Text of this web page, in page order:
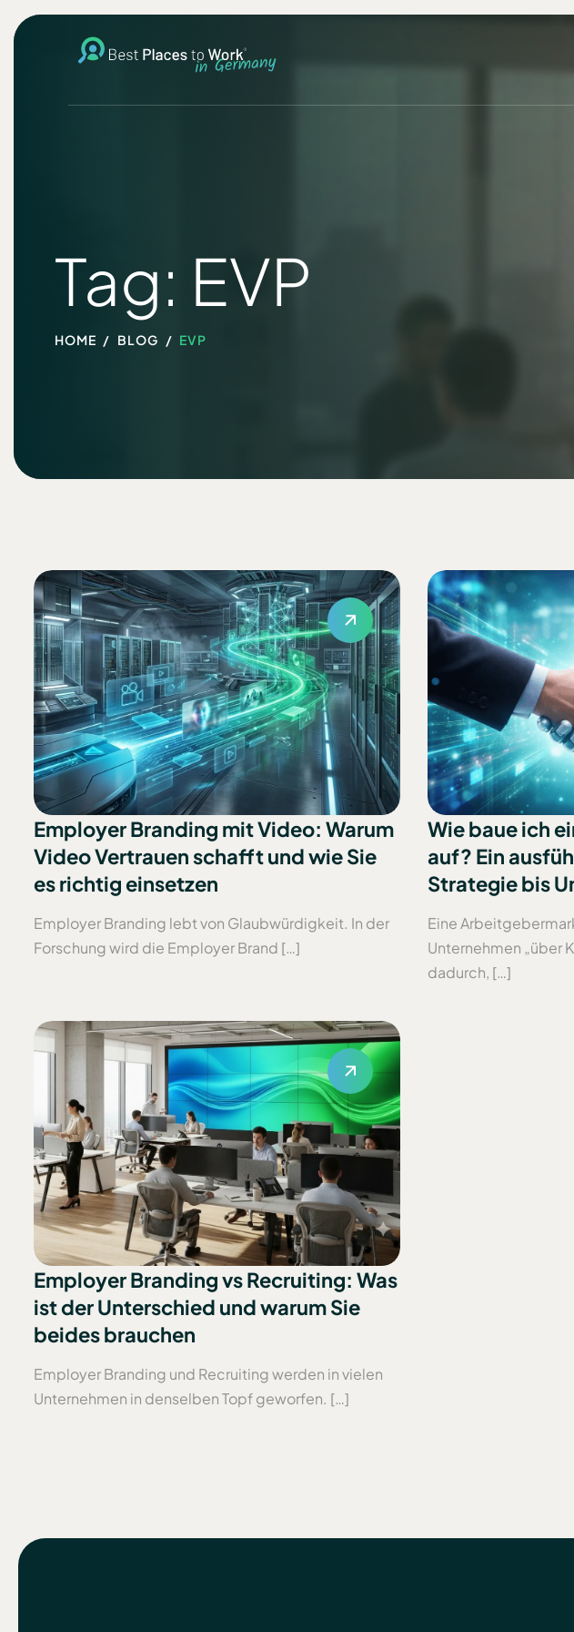
Tag: EVP
HOME BLOG EVP
Employer Branding mit Video: Warum
Video Vertrauen schafft und wie Sie
es richtig einsetzen
Employer Branding lebt von Glaubwürdigkeit. In der
Forschung wird die Employer Brand […]
Wie baue ich
auf? Ein
Strategie bis
Eine
Unternehmen „über
dadurch, […]
Employer Branding vs Recruiting: Was
ist der Unterschied und warum Sie
beides brauchen
Employer Branding und Recruiting werden in vielen
Unternehmen in denselben Topf geworfen. […]